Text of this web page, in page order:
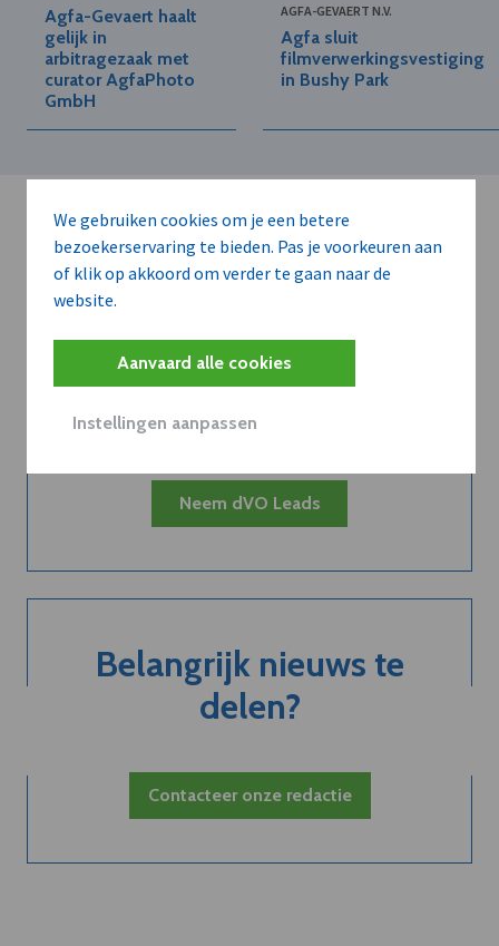
We gebruiken cookies om je een betere
bezoekerservaring te bieden. Pas je voorkeuren aan
of klik op akkoord om verder te gaan naar de
website.
Aanvaard alle cookies
Instellingen aanpassen
Agfa-Gevaert haalt
gelijk in
arbitragezaak met
curator AgfaPhoto
GmbH
AGFA-GEVAERT N.V.
Agfa sluit
filmverwerkingsvestiging
in Bushy Park
Kort de voordelen
van een
abonnement...
Neem dVO Leads
Belangrijk nieuws te
delen?
Contacteer onze redactie